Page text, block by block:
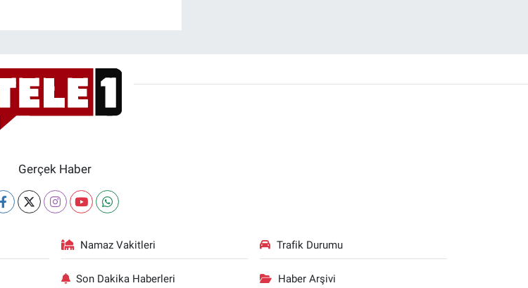
Gerçek Haber
Namaz Vakitleri Trafik Durumu
Son Dakika Haberleri Haber Arşivi